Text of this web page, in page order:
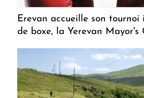
Erevan accueille son tournoi
de boxe, la Yerevan Mayor's